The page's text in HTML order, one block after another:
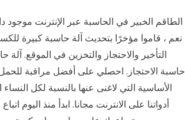
الطاقم الخبير في الحاسبة عبر الإنترنت موجود
نعم ، قاموا مؤخرًا بتحديث آلة حاسبة
التأخير والاحتجاز والتخزين في الموقع. آلة
حاسبة الاحتجاز. احصلي على أفضل مراقبة للحمل
الأساسية التي لاغنى عنها بالنسبة لكل
أدواتنا على الانترنت مجانا. ابدأ منذ